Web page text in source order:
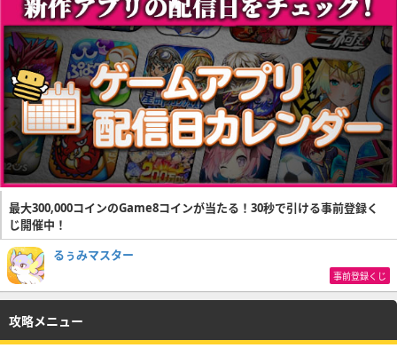
最大300,000コインのGame8コインが当たる！30秒で引ける事前登録く
じ開催中！
るぅみマスター
事前登録くじ
攻略メニュー